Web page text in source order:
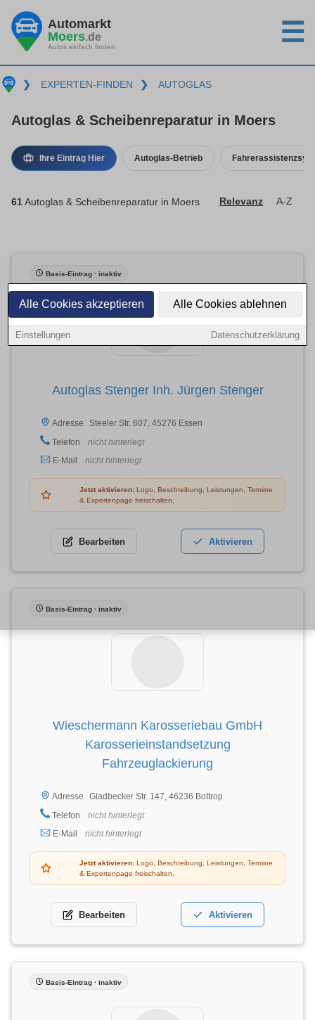
Alle Cookies akzeptieren Alle Cookies ablehnen
Einstellungen Datenschutzerklärung
Automarkt
Moers.de
Autos einfach finden ☰
❯ EXPERTEN-FINDEN ❯ AUTOGLAS
Autoglas & Scheibenreparatur in Moers
Ihre Eintrag Hier Autoglas-Betrieb
61Autoglas & Scheibenreparatur in Moers Relevanz A-Z
Basis-Eintrag · inaktiv
Autoglas Stenger Inh. Jürgen Stenger
Adresse
Steeler Str. 607, 45276 Essen
Telefon
nicht hinterlegt
E-Mail
nicht hinterlegt
Jetzt aktivieren: Logo, Beschreibung, Leistungen, Termine
& Expertenpage freischalten.
Bearbeiten Aktivieren
Basis-Eintrag · inaktiv
Wieschermann Karosseriebau GmbH
Karosserieinstandsetzung
Fahrzeuglackierung
Adresse
Gladbecker Str. 147, 46236 Bottrop
Telefon
nicht hinterlegt
E-Mail
nicht hinterlegt
Jetzt aktivieren: Logo, Beschreibung, Leistungen, Termine
& Expertenpage freischalten.
Bearbeiten Aktivieren
Basis-Eintrag · inaktiv